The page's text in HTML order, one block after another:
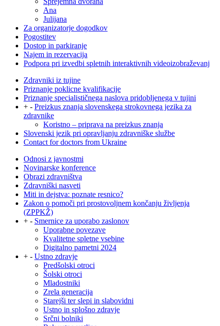
Ana
Julijana
Za organizatorje dogodkov
Pogostitev
Dostop in parkiranje
Najem in rezervacija
Podpora pri izvedbi spletnih interaktivnih videoizobraževanj
Zdravniki iz tujine
Priznanje poklicne kvalifikacije
Priznanje specialističnega naslova pridobljenega v tujini
+ - Preizkus znanja slovenskega strokovnega jezika za
zdravnike
Koristno – priprava na preizkus znanja
Slovenski jezik pri opravljanju zdravniške službe
Contact for doctors from Ukraine
Odnosi z javnostmi
Novinarske konference
Obrazi zdravništva
Zdravniški nasveti
Miti in dejstva: poznate resnico?
Zakon o pomoči pri prostovoljnem končanju življenja
(ZPPKŽ)
+ - Smernice za uporabo zaslonov
Uporabne povezave
Kvalitetne spletne vsebine
Digitalno pametni 2024
+ - Ustno zdravje
Predšolski otroci
Šolski otroci
Mladostniki
Zrela generacija
Starejši ter slepi in slabovidni
Ustno in splošno zdravje
Srčni bolniki